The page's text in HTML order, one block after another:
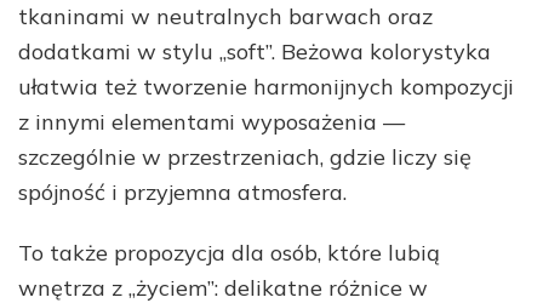
tkaninami w neutralnych barwach oraz
dodatkami w stylu „soft”. Beżowa kolorystyka
ułatwia też tworzenie harmonijnych kompozycji
z innymi elementami wyposażenia —
szczególnie w przestrzeniach, gdzie liczy się
spójność i przyjemna atmosfera.
To także propozycja dla osób, które lubią
wnętrza z „życiem”: delikatne różnice w